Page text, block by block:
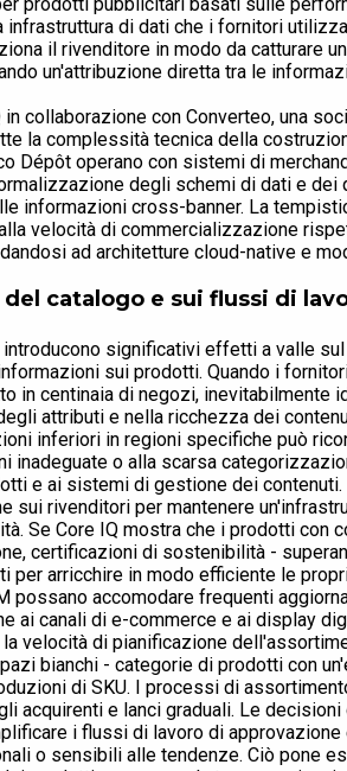
prodotti pubblicitari basati sulle
di dati che i fornitori
il rivenditore in modo da catturare
un'attribuzione diretta tra le
collaborazione con Converteo, una
la complessità tecnica della
Dépôt operano con sistemi di
degli schemi di dati e dei
informazioni cross-banner. La
velocità di commercializzazione
ad architetture cloud-native e
catalogo e sui flussi di
significativi effetti a valle
sui prodotti. Quando i
in centinaia di negozi, inevitabilmente
attributi e nella ricchezza dei
inferiori in regioni specifiche può
inadeguate o alla scarsa
e ai sistemi di gestione dei contenuti.
sui rivenditori per mantenere
Se Core IQ mostra che i prodotti con
certificazioni di sostenibilità -
per arricchire in modo efficiente le
possano accomodare frequenti
ai canali di e-commerce e ai display
la velocità di pianificazione
bianchi - categorie di prodotti con
di SKU. I processi di
acquirenti e lanci graduali. Le
i flussi di lavoro di
o sensibili alle tendenze. Ciò pone